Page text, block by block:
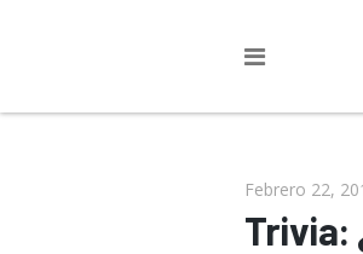
Febrero 22,
Trivia: